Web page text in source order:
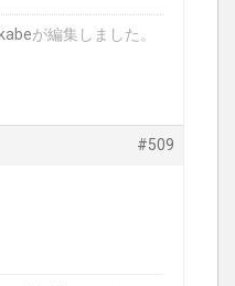
が編集しました。
#509